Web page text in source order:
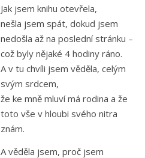
Jak jsem knihu otevřela,
nešla jsem spát, dokud jsem
nedošla až na poslední stránku –
což byly nějaké 4 hodiny ráno.
A v tu chvíli jsem věděla, celým
svým srdcem,
že ke mně mluví má rodina a že
toto vše v hloubi svého nitra
znám.
A věděla jsem, proč jsem